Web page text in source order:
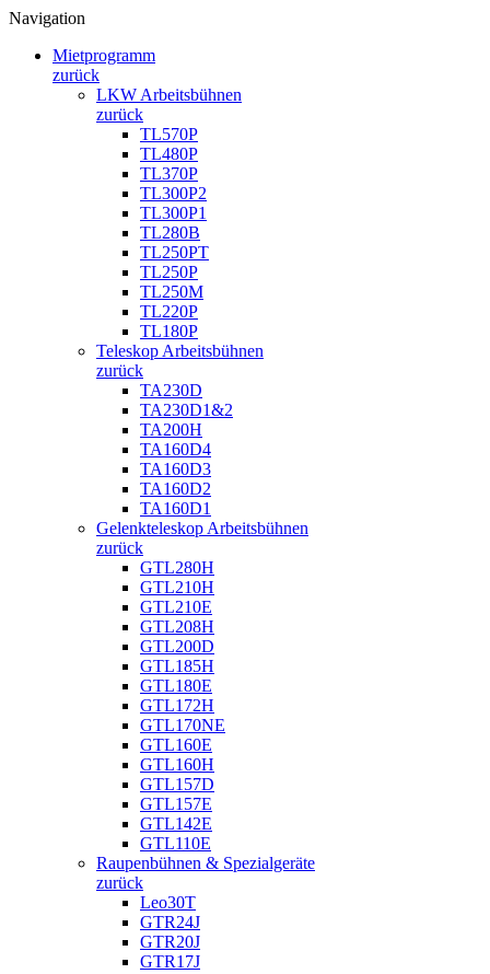
Navigation
Mietprogramm
zurück
LKW Arbeitsbühnen
zurück
TL570P
TL480P
TL370P
TL300P2
TL300P1
TL280B
TL250PT
TL250P
TL250M
TL220P
TL180P
Teleskop Arbeitsbühnen
zurück
TA230D
TA230D1&2
TA200H
TA160D4
TA160D3
TA160D2
TA160D1
Gelenkteleskop Arbeitsbühnen
zurück
GTL280H
GTL210H
GTL210E
GTL208H
GTL200D
GTL185H
GTL180E
GTL172H
GTL170NE
GTL160E
GTL160H
GTL157D
GTL157E
GTL142E
GTL110E
Raupenbühnen & Spezialgeräte
zurück
Leo30T
GTR24J
GTR20J
GTR17J